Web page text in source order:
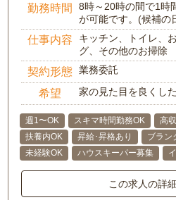
勤務時間
8時～20時の間で1時
が可能です。(候補の
仕事内容
キッチン、トイレ、
グ、その他のお掃除
契約形態 業務委託
希望 家の見た目を良くし
週1〜OK スキマ時間勤務OK 高
扶養内OK
昇給･昇格あり ブラン
未経験OK
ハウスキーパー募集
この求人の詳